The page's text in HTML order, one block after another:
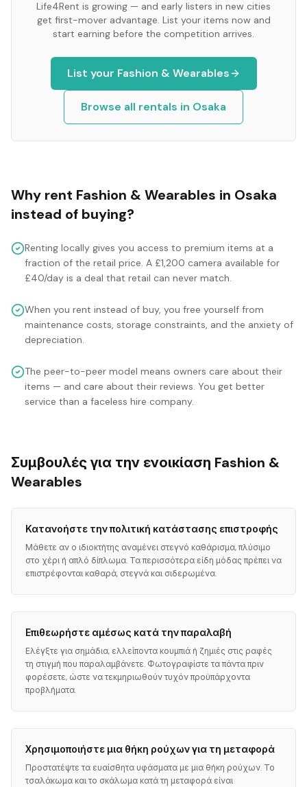
Life4Rent is growing — and early listers in new cities
get first-mover advantage. List your items now and
start earning before the competition arrives.
List your Fashion & Wearables
Browse all rentals in Osaka
Why rent Fashion & Wearables in Osaka
instead of buying?
Renting locally gives you access to premium items at a
fraction of the retail price. A £1,200 camera available for
£40/day is a deal that retail can never match.
When you rent instead of buy, you free yourself from
maintenance costs, storage constraints, and the anxiety of
depreciation.
The peer-to-peer model means owners care about their
items — and care about their reviews. You get better
service than a faceless hire company.
Συμβουλές για την ενοικίαση Fashion &
Wearables
Κατανοήστε την πολιτική κατάστασης επιστροφής
Μάθετε αν ο ιδιοκτήτης αναμένει στεγνό καθάρισμα, πλύσιμο
στο χέρι ή απλό δίπλωμα. Τα περισσότερα είδη μόδας πρέπει να
επιστρέφονται καθαρά, στεγνά και σιδερωμένα.
Επιθεωρήστε αμέσως κατά την παραλαβή
Ελέγξτε για σημάδια, ελλείποντα κουμπιά ή ζημιές στις ραφές
τη στιγμή που παραλαμβάνετε. Φωτογραφίστε τα πάντα πριν
φορέσετε, ώστε να τεκμηριωθούν τυχόν προϋπάρχοντα
προβλήματα.
Χρησιμοποιήστε μια θήκη ρούχων για τη μεταφορά
Προστατέψτε τα ευαίσθητα υφάσματα με μια θήκη ρούχων. Το
τσαλάκωμα και το σκάλωμα κατά τη μεταφορά είναι